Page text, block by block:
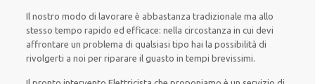
Il nostro modo di lavorare è abbastanza tradizionale ma allo
stesso tempo rapido ed efficace: nella circostanza in cuidevi
affrontareun problema di qualsiasi tipo hai la possibilità di
rivolgerti a noi perriparare ilguasto in tempi brevissimi.